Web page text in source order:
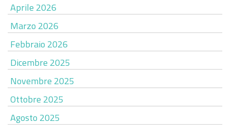
Aprile 2026
Marzo 2026
Febbraio 2026
Dicembre 2025
Novembre 2025
Ottobre 2025
Agosto 2025